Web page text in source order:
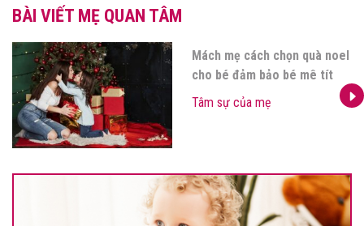
BÀI VIẾT MẸ QUAN TÂM
Mách mẹ cách chọn quà noel
cho bé đảm bảo bé mê tít
Tâm sự của mẹ